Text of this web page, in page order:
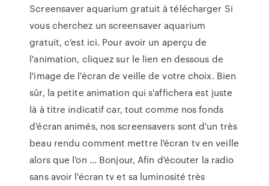
Screensaver aquarium gratuit à télécharger Si
vous cherchez un screensaver aquarium
gratuit, c'est ici. Pour avoir un aperçu de
l'animation, cliquez sur le lien en dessous de
l'image de l'écran de veille de votre choix. Bien
sûr, la petite animation qui s'affichera est juste
là à titre indicatif car, tout comme nos fonds
d'écran animés, nos screensavers sont d'un très
beau rendu comment mettre l'écran tv en veille
alors que l'on ... Bonjour, Afin d'écouter la radio
sans avoir l'écran tv et sa luminosité très